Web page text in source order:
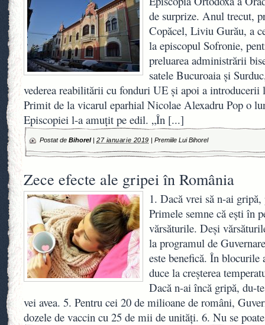
de surprize. Anul trecut,
Copăcel, Liviu Gurău, a
la episcopul Sofronie,
preluarea administrării
satele Bucuroaia şi
vederea reabilitării cu fonduri UE şi apoi a
Primit de la vicarul eparhial Nicolae Alexadru Pop o
Episcopiei l-a amuţit pe edil. „În [...]
Postat de Bihorel| 27 ianuarie 2019 | Premiile Lui Bihorel
Zece efecte ale gripei în România
1. Dacă vrei să n-ai
Primele semne că ești în
vărsăturile. Deși
la programul de
este benefică. În blocurile
duce la creșterea
Dacă n-ai încă gripă, du-
vei avea. 5. Pentru cei 20 de milioane de români,
dozele de vaccin cu 25 de mii de unități. 6. Nu se